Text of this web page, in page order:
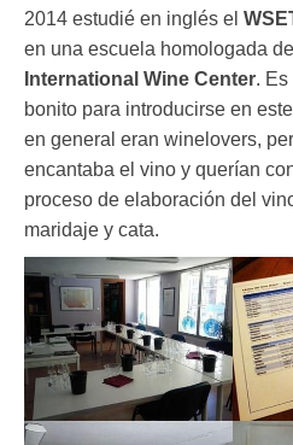
2014 estudié en inglés el
en una escuela homologada
International Wine Center.
bonito para introducirse en
en general eran winelovers,
encantaba el vino y querían
proceso de elaboración del
maridaje y cata.